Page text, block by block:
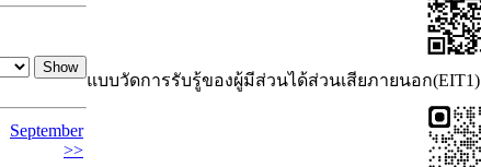
September
>>
แบบวัดการรับรู้ของผู้มีส่วนได้ส่วนเสียภายนอก(EIT1)